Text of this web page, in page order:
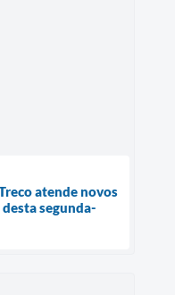
atende novos
segunda-